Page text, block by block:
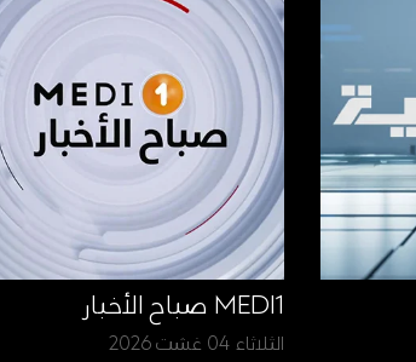
MEDI1 صباح الأخبار
الثلاثاء 04 غشت 2026